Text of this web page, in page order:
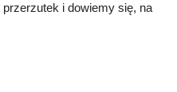
i dowiemy się, na